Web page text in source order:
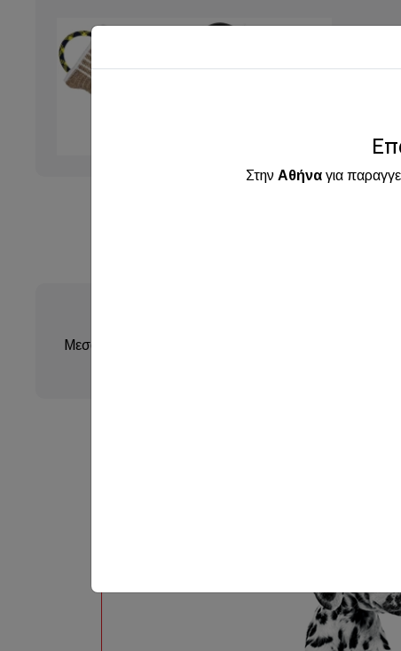
Μεσαίας σκληρότητας tug-σφινα διπλής όψεως η μια
Στην Αθήνα για